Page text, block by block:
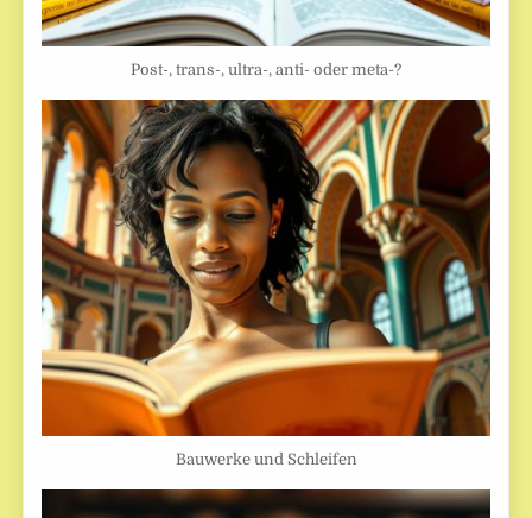
Post-, trans-, ultra-, anti- oder meta-?
Bauwerke und Schleifen